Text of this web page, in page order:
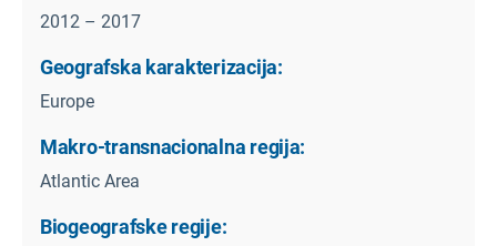
2012 – 2017
Geografska karakterizacija:
Europe
Makro-transnacionalna regija:
Atlantic Area
Biogeografske regije: